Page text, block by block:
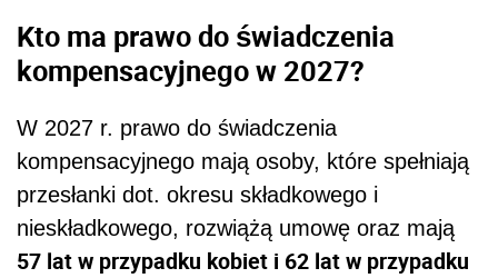
Kto ma prawo do świadczenia
kompensacyjnego w 2027?
W 2027 r. prawo do świadczenia
kompensacyjnego mają osoby, które spełniają
przesłanki dot. okresu składkowego i
nieskładkowego, rozwiążą umowę oraz mają
57 lat w przypadku kobiet i 62 lat w przypadku